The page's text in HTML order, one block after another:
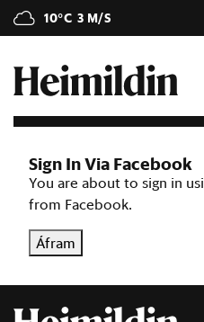
10°C 3 M/S
Sign In Via Facebook
You are about to sign in
from Facebook.
Áfram